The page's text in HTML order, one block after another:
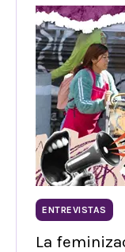
ENTREVISTAS
La